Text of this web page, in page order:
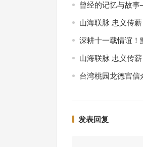
曾经的记忆与故
山海联脉 忠义传
深耕十一载情谊！
山海联脉 忠义传
台湾桃园龙德宫信
发表回复